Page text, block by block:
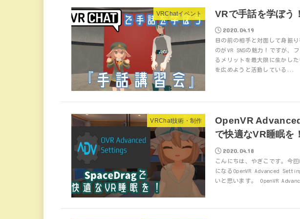
VRChatイベント VRで手話を学ぼう
2020.04.19
目の前の相手と対面して身振
のがVR SNSの魅力！ですが、
るメリットを最大限に生かした
を広めようと活動している...
VRChat技術・制作
OpenVR
で快適なVR睡眠を！
2020.04.18
こんにちは、やぎこです。今
になるOpenVR Advanced
いと思います。 OpenVR